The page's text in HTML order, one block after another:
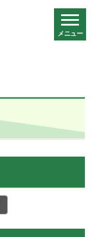
メニュー